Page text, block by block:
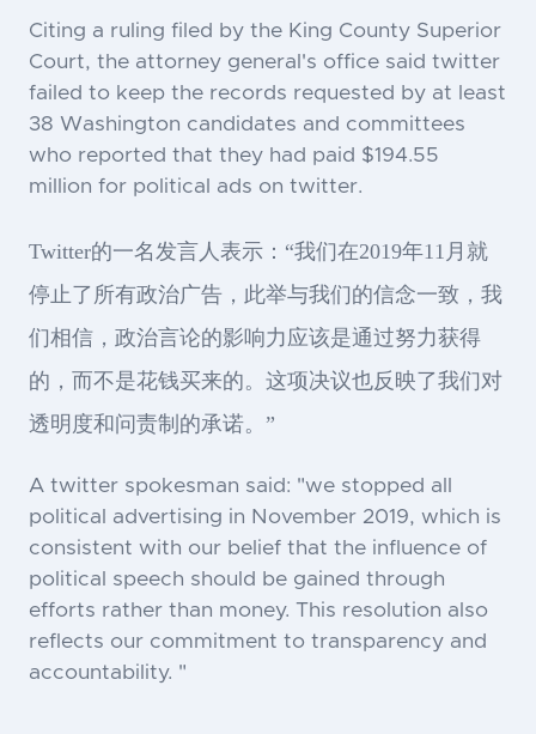
Citing a ruling filed by the King County Superior
Court, the attorney general's office said twitter
failed to keep the records requested by at least
38 Washington candidates and committees
who reported that they had paid $194.55
million for political ads on twitter.
Twitter的一名发言人表示：“我们在2019年11月就
停止了所有政治广告，此举与我们的信念一致，我
们相信，政治言论的影响力应该是通过努力获得
的，而不是花钱买来的。这项决议也反映了我们对
透明度和问责制的承诺。”
A twitter spokesman said: "we stopped all
political advertising in November 2019, which is
consistent with our belief that the influence of
political speech should be gained through
efforts rather than money. This resolution also
reflects our commitment to transparency and
accountability. "